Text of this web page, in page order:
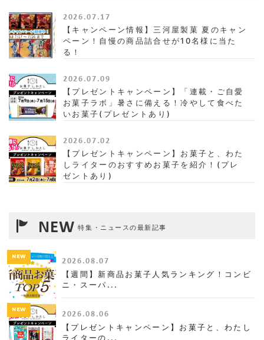
2026.07.17
【キャンペーン情報】三河屋製菓 夏のキャン
ペーン！自慢の商品詰合せが10名様に当た
る！
2026.07.09
【プレゼントキャンペーン】「連載・ご自愛
お菓子ラボ」暑さに備える！冷やして食べた
いお菓子(プレゼントあり)
2026.07.02
【プレゼントキャンペーン】お菓子と、わた
しライターのおすすめお菓子を紹介！(プレ
ゼントあり)
NEW 特集・ニュースの最新記事
NEW 2026.08.07
【週間】新商品お菓子人気ランキング！コンビ
ニ・スーパ...
NEW 2026.08.06
【プレゼントキャンペーン】お菓子と、わたし
ライターの...